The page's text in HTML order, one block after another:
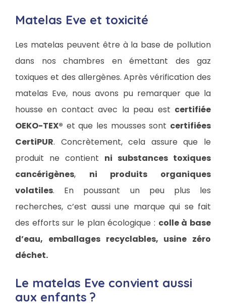
Matelas Eve et toxicité
Les matelas peuvent être à la base de pollution
dans nos chambres en émettant des gaz
toxiques et des allergènes. Après vérification des
matelas Eve, nous avons pu remarquer que la
housse en contact avec la peau est certifiée
OEKO-TEX® et que les mousses sont certifiées
CertiPUR. Concrètement, cela assure que le
produit ne contient ni substances toxiques
cancérigènes, ni produits organiques
volatiles. En poussant un peu plus les
recherches, c’est aussi une marque qui se fait
des efforts sur le plan écologique : colle à base
d’eau, emballages recyclables, usine zéro
déchet.
Le matelas Eve convient aussi
aux enfants ?